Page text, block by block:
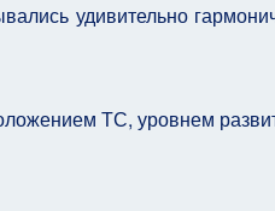
удивительно
ТС, уровнем